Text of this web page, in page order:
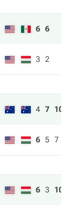
6 6
3 2
4 7 10
6 5 7
6 3 10